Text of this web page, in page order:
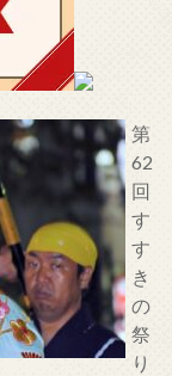
第
62
回
す
す
き
の
祭
り